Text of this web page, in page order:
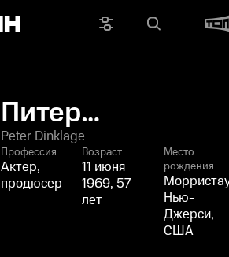
Питер
Динклэйдж
Peter Dinklage
Профессия
Актер,
продюсер
Возраст
11 июня
1969, 57
лет
Место
рождения
Нью-
Джерси,
США